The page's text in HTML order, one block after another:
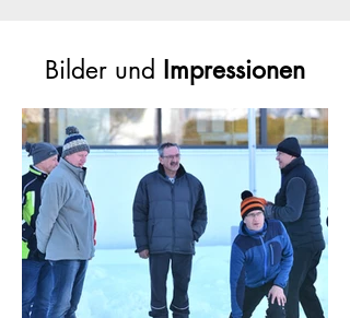
Bilder und Impressionen